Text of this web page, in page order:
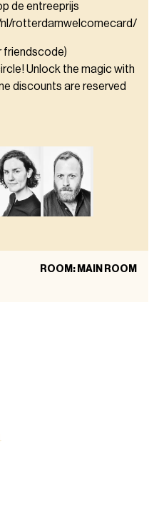
de entreeprijs
rotterdamwelcomecard/
friendscode)
Unlock the magic with
discounts are reserved
ROOM: MAIN ROOM